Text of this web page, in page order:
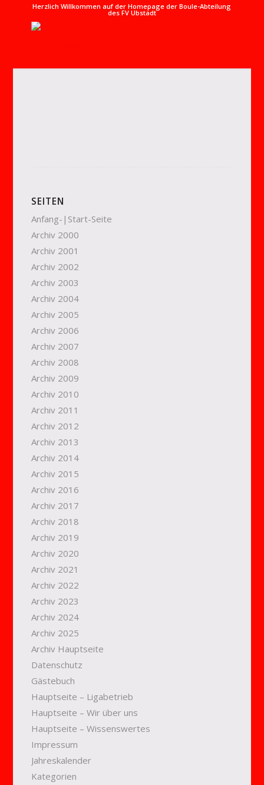
Herzlich Willkommen auf der Homepage der Boule-Abteilung
des FV Ubstadt
SEITEN
Anfang-|Start-Seite
Archiv 2000
Archiv 2001
Archiv 2002
Archiv 2003
Archiv 2004
Archiv 2005
Archiv 2006
Archiv 2007
Archiv 2008
Archiv 2009
Archiv 2010
Archiv 2011
Archiv 2012
Archiv 2013
Archiv 2014
Archiv 2015
Archiv 2016
Archiv 2017
Archiv 2018
Archiv 2019
Archiv 2020
Archiv 2021
Archiv 2022
Archiv 2023
Archiv 2024
Archiv 2025
Archiv Hauptseite
Datenschutz
Gästebuch
Hauptseite – Ligabetrieb
Hauptseite – Wir über uns
Hauptseite – Wissenswertes
Impressum
Jahreskalender
Kategorien